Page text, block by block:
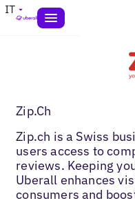
IT
Zip.Ch
Zip.ch is a Swiss
users access to
reviews. Keeping
Uberall enhances
consumers and